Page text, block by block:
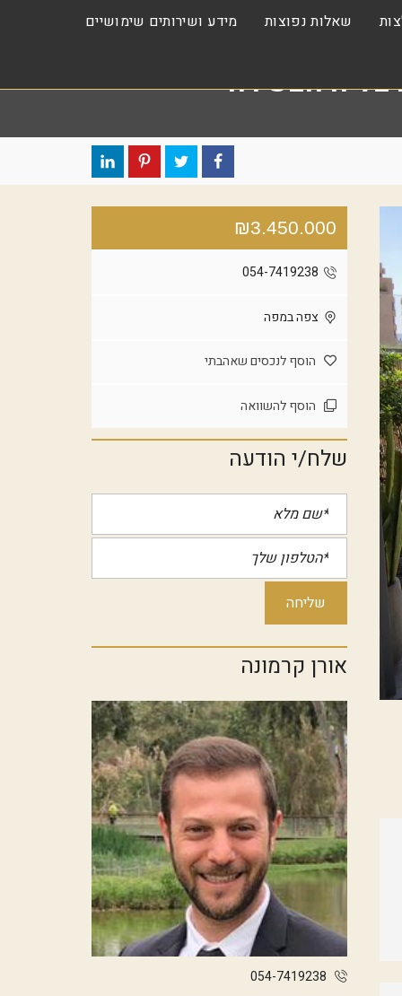
שאלות נפוצות מידע ושירותים שימושיים
₪3.450.000
054-7419238
צפה במפה
הוסף לנכסים שאהבתי
הוסף להשוואה
שלח/י הודעה
אורן קרמונה
054-7419238